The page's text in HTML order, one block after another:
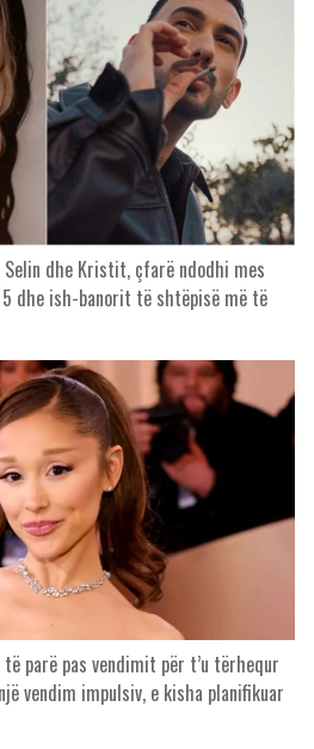
dhe Kristit, çfarë ndodhi mes
dhe ish-banorit të shtëpisë më të
parë pas vendimit për t’u tërhequr
vendim impulsiv, e kisha planifikuar